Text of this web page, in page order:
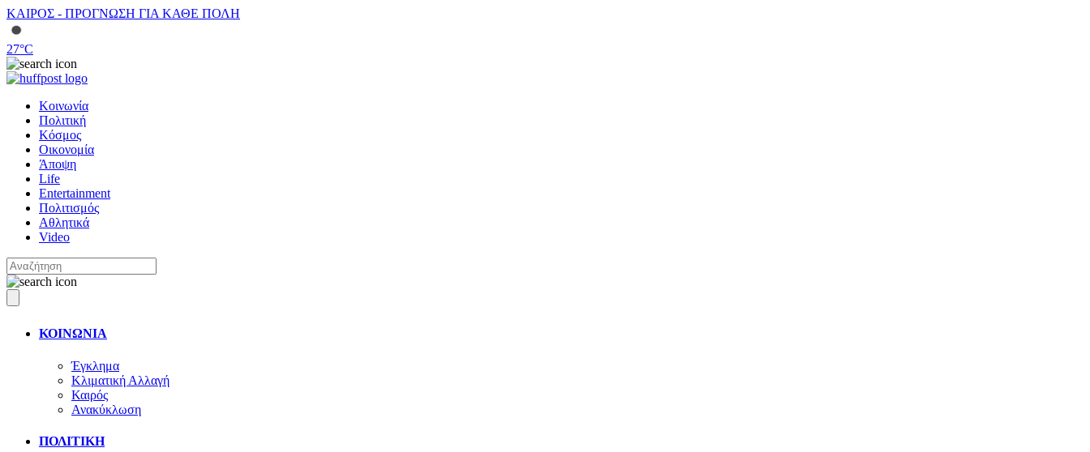
ΚΑΙΡΟΣ - ΠΡΟΓΝΩΣΗ ΓΙΑ ΚΑΘΕ ΠΟΛΗ
27°C
Κοινωνία
Πολιτική
Κόσμος
Οικονομία
Άποψη
Life
Entertainment
Πολιτισμός
Αθλητικά
Video
ΚΟΙΝΩΝΙΑ
Έγκλημα
Κλιματική Αλλαγή
Καιρός
Ανακύκλωση
ΠΟΛΙΤΙΚΗ